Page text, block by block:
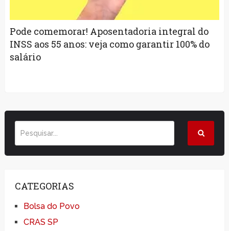
Pode comemorar! Aposentadoria integral do
INSS aos 55 anos: veja como garantir 100% do
salário
CATEGORIAS
Bolsa do Povo
CRAS SP